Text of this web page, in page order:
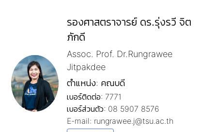
รองศาสตราจารย์ ดร.รุ่งรวี จิต
ภักดี
Assoc. Prof. Dr.Rungrawee
Jitpakdee
ตำแหน่ง: คณบดี
เบอร์ติดต่อ: 7771
เบอร์ส่วนตัว: 08 5907 8576
E-mail: rungrawee.j@tsu.ac.th